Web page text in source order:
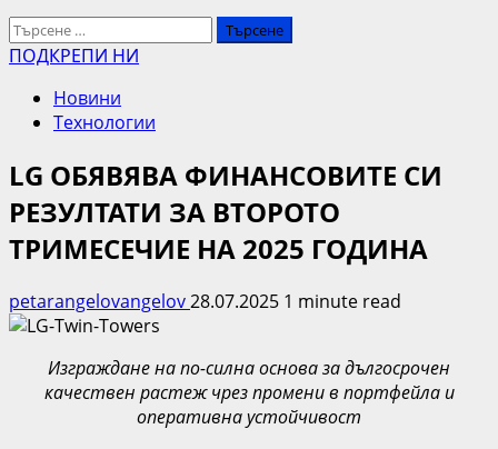
Търсене
за:
ПОДКРЕПИ НИ
Новини
Технологии
LG ОБЯВЯВА ФИНАНСОВИТЕ СИ
РЕЗУЛТАТИ ЗА ВТОРОТО
ТРИМЕСЕЧИЕ НА 2025 ГОДИНА
petarangelovangelov28.07.2025 1 minute read
Изграждане на по-силна основа за дългосрочен
качествен растеж чрез промени в портфейла и
оперативна устойчивост